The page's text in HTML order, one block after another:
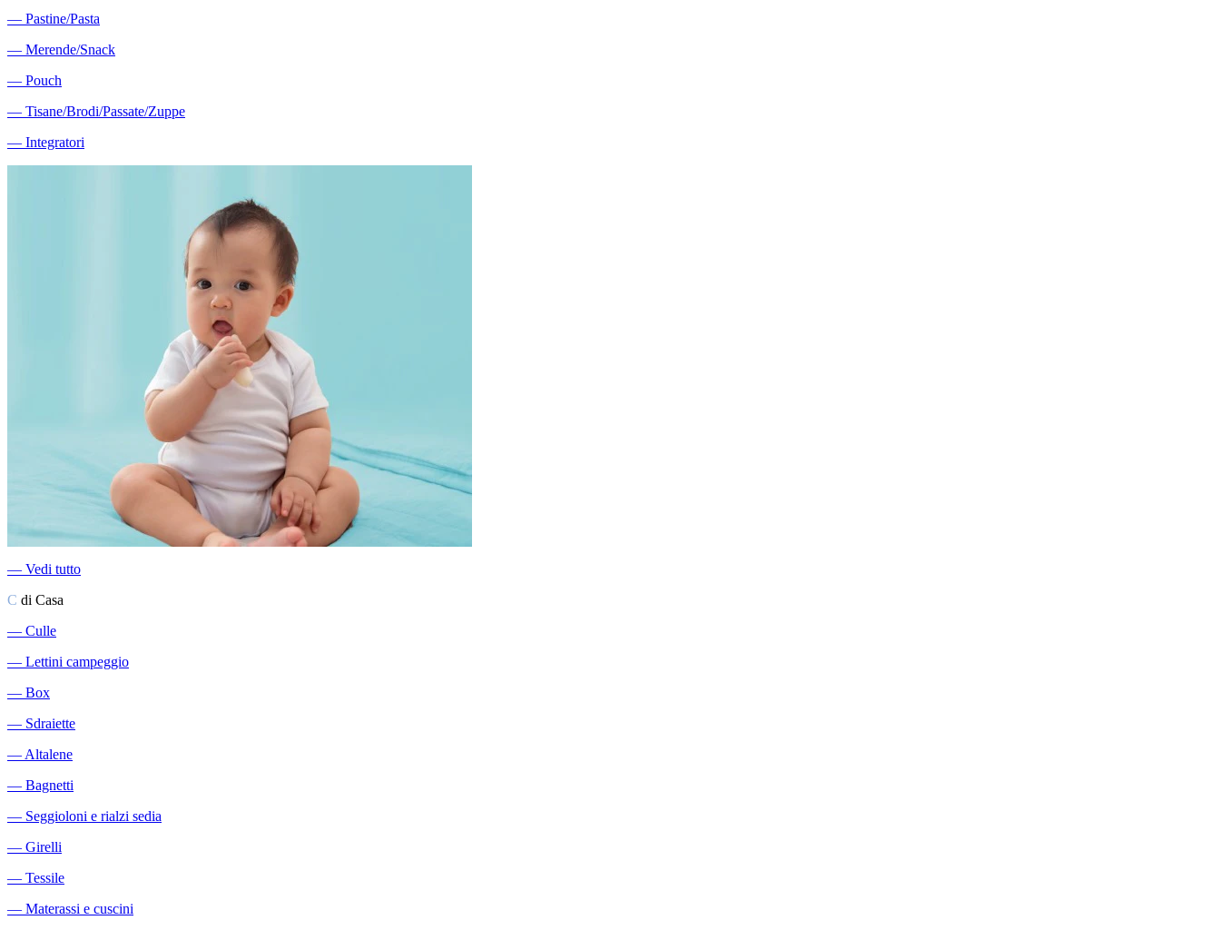
― Pastine/Pasta
― Merende/Snack
― Pouch
― Tisane/Brodi/Passate/Zuppe
― Integratori
― Vedi tutto
C di Casa
― Culle
― Lettini campeggio
― Box
― Sdraiette
― Altalene
― Bagnetti
― Seggioloni e rialzi sedia
― Girelli
― Tessile
― Materassi e cuscini